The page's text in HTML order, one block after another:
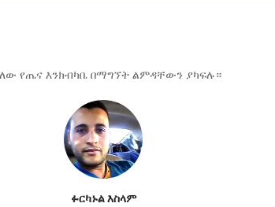
የጤና እንክብካቤ በማግኘት ልምዳቸውን ያካፍሉ።
ፉርካኑል እስላም